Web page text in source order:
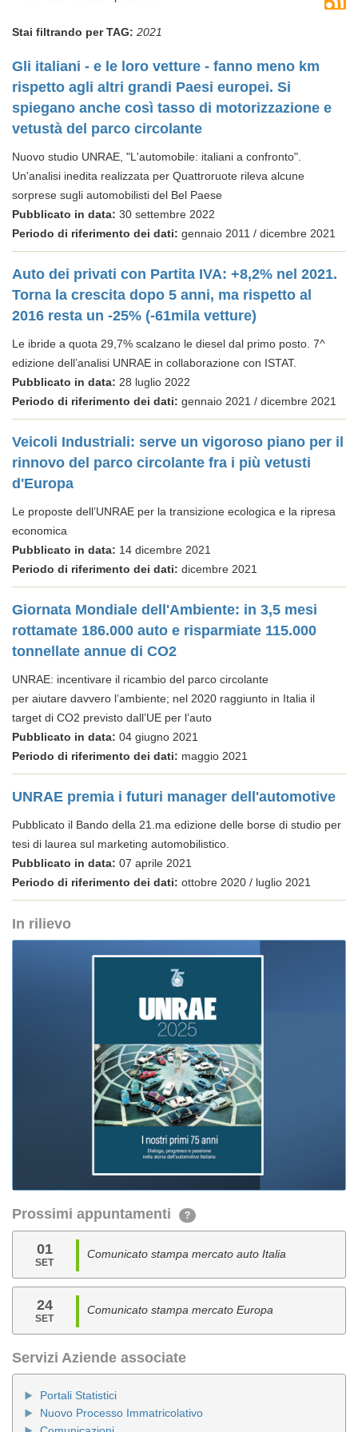
Stai filtrando per TAG: 2021
Gli italiani - e le loro vetture - fanno meno km
rispetto agli altri grandi Paesi europei. Si
spiegano anche così tasso di motorizzazione e
vetustà del parco circolante
Nuovo studio UNRAE, "L'automobile: italiani a confronto".
Un'analisi inedita realizzata per Quattroruote rileva alcune
sorprese sugli automobilisti del Bel Paese
Pubblicato in data: 30 settembre 2022
Periodo di riferimento dei dati: gennaio 2011 / dicembre 2021
Auto dei privati con Partita IVA: +8,2% nel 2021.
Torna la crescita dopo 5 anni, ma rispetto al
2016 resta un -25% (-61mila vetture)
Le ibride a quota 29,7% scalzano le diesel dal primo posto. 7^
edizione dell’analisi UNRAE in collaborazione con ISTAT.
Pubblicato in data: 28 luglio 2022
Periodo di riferimento dei dati: gennaio 2021 / dicembre 2021
Veicoli Industriali: serve un vigoroso piano per il
rinnovo del parco circolante fra i più vetusti
d'Europa
Le proposte dell’UNRAE per la transizione ecologica e la ripresa
economica
Pubblicato in data: 14 dicembre 2021
Periodo di riferimento dei dati: dicembre 2021
Giornata Mondiale dell'Ambiente: in 3,5 mesi
rottamate 186.000 auto e risparmiate 115.000
tonnellate annue di CO2
UNRAE: incentivare il ricambio del parco circolante
per aiutare davvero l’ambiente; nel 2020 raggiunto in Italia il
target di CO2 previsto dall’UE per l’auto
Pubblicato in data: 04 giugno 2021
Periodo di riferimento dei dati: maggio 2021
UNRAE premia i futuri manager dell'automotive
Pubblicato il Bando della 21.ma edizione delle borse di studio per
tesi di laurea sul marketing automobilistico.
Pubblicato in data: 07 aprile 2021
Periodo di riferimento dei dati: ottobre 2020 / luglio 2021
In rilievo
Prossimi appuntamenti ?
01
SET
Comunicato stampa mercato auto Italia
24
SET
Comunicato stampa mercato Europa
Servizi Aziende associate
Portali Statistici
Nuovo Processo Immatricolativo